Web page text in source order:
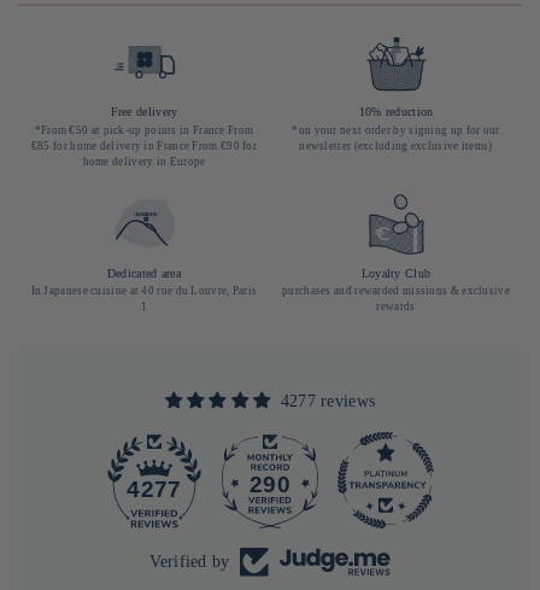
Free delivery
*From €50 at pick-up points in France From
€85 for home delivery in France From €90 for
home delivery in Europe
10% reduction
*on your next order by signing up for our
newsletter (excluding exclusive items)
Dedicated area
In Japanese cuisine at 40 rue du Louvre, Paris
1
Loyalty Club
purchases and rewarded missions & exclusive
rewards
4277 reviews
4277 290
Verified by